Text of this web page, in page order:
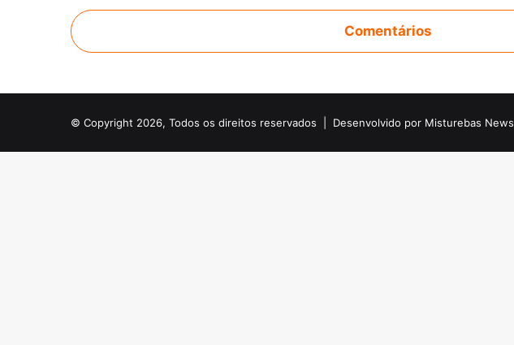
Comentários
© Copyright 2026, Todos os direitos reservados | Desenvolvido por Misturebas News